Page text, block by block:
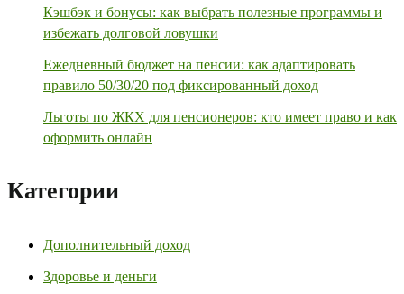
Кэшбэк и бонусы: как выбрать полезные программы и
избежать долговой ловушки
Ежедневный бюджет на пенсии: как адаптировать
правило 50/30/20 под фиксированный доход
Льготы по ЖКХ для пенсионеров: кто имеет право и как
оформить онлайн
Категории
Дополнительный доход
Здоровье и деньги